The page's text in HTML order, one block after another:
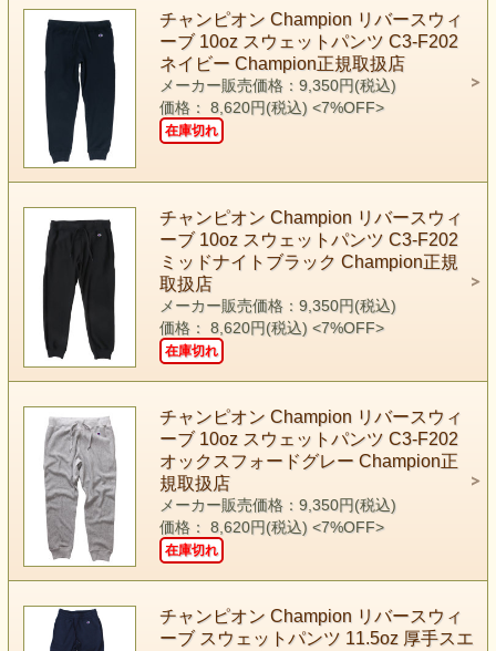
チャンピオン Champion リバースウィ
ーブ 10oz スウェットパンツ C3-F202
ネイビー Champion正規取扱店
メーカー販売価格：9,350円(税込)
価格： 8,620円(税込) <7%OFF>
在庫切れ
チャンピオン Champion リバースウィ
ーブ 10oz スウェットパンツ C3-F202
ミッドナイトブラック Champion正規
取扱店
メーカー販売価格：9,350円(税込)
価格： 8,620円(税込) <7%OFF>
在庫切れ
チャンピオン Champion リバースウィ
ーブ 10oz スウェットパンツ C3-F202
オックスフォードグレー Champion正
規取扱店
メーカー販売価格：9,350円(税込)
価格： 8,620円(税込) <7%OFF>
在庫切れ
チャンピオン Champion リバースウィ
ーブ スウェットパンツ 11.5oz 厚手スエ